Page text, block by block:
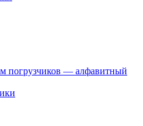
погрузчиков — алфавитный